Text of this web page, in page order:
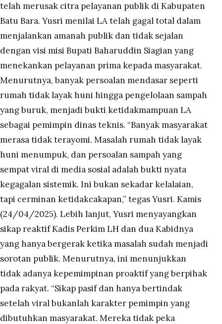
telah merusak citra pelayanan publik di Kabupaten
Batu Bara. Yusri menilai LA telah gagal total dalam
menjalankan amanah publik dan tidak sejalan
dengan visi misi Bupati Baharuddin Siagian yang
menekankan pelayanan prima kepada masyarakat.
Menurutnya, banyak persoalan mendasar seperti
rumah tidak layak huni hingga pengelolaan sampah
yang buruk, menjadi bukti ketidakmampuan LA
sebagai pemimpin dinas teknis. “Banyak masyarakat
merasa tidak terayomi. Masalah rumah tidak layak
huni menumpuk, dan persoalan sampah yang
sempat viral di media sosial adalah bukti nyata
kegagalan sistemik. Ini bukan sekadar kelalaian,
tapi cerminan ketidakcakapan,” tegas Yusri. Kamis
(24/04/2025). Lebih lanjut, Yusri menyayangkan
sikap reaktif Kadis Perkim LH dan dua Kabidnya
yang hanya bergerak ketika masalah sudah menjadi
sorotan publik. Menurutnya, ini menunjukkan
tidak adanya kepemimpinan proaktif yang berpihak
pada rakyat. “Sikap pasif dan hanya bertindak
setelah viral bukanlah karakter pemimpin yang
dibutuhkan masyarakat. Mereka tidak peka